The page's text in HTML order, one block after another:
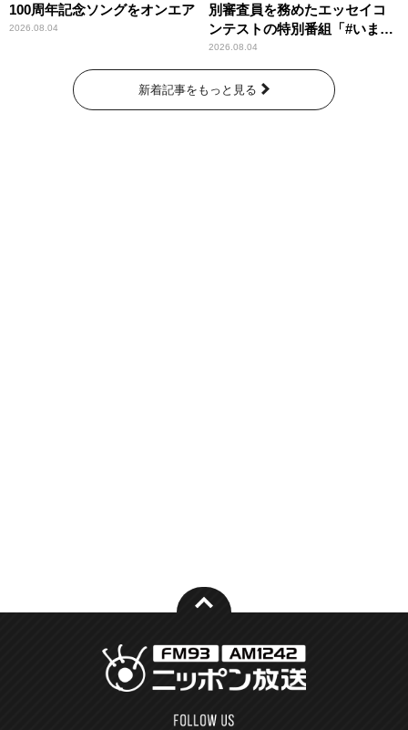
100周年記念ソングをオンエア
2026.08.04
別審査員を務めたエッセイコ
ンテストの特別番組「#いまあ
なたに伝えたいこと」
2026.08.04
新着記事をもっと見る